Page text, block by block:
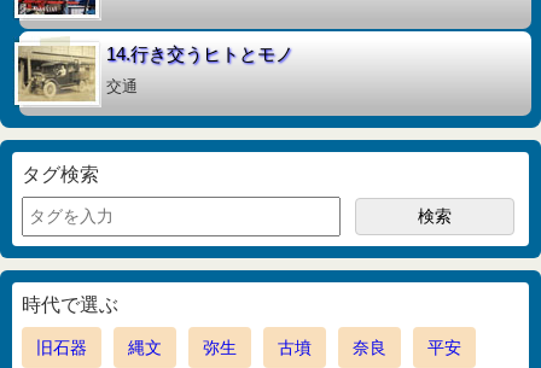
14.行き交うヒトとモノ
交通
タグ検索
時代で選ぶ
旧石器 縄文 弥生 古墳 奈良 平安